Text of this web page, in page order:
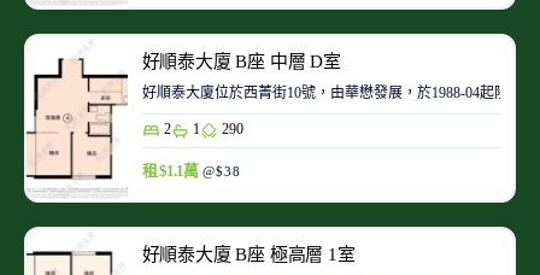
好順泰大廈 B座 中層 D室
好順泰大廈位於西菁街10號，由華懋發展，於1988-04起陸續
2 1 290
租 $1.1萬 @$38
好順泰大廈 B座 極高層 1室